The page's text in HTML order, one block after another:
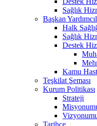
Sağlık
Başkan
Halk
Sağlık
Destek
Kamu
Teşkilat Şeması
Kurum Politikası
Strateji
Tarihçe